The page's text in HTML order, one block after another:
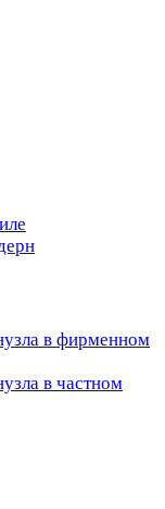
в фирменном
в частном